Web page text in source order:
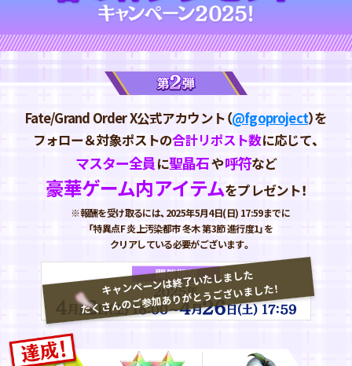
Fate/Grand Order X公式アカウント（@fgoproject）を
フォロー＆対象ポストの合計リポスト数に応じて、
マスター全員に聖晶石や呼符など
豪華ゲーム内アイテムをプレゼント！
※報酬を受け取るには、2025年5月4日(日) 17:59までに
「特異点F 炎上汚染都市 冬木 第3節 進行度1」を
クリアしている必要がございます。